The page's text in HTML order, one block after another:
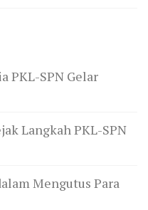
PKL-SPN Gelar
Langkah PKL-SPN